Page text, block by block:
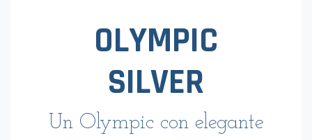
OLYMPIC
SILVER
Un Olympic con elegante